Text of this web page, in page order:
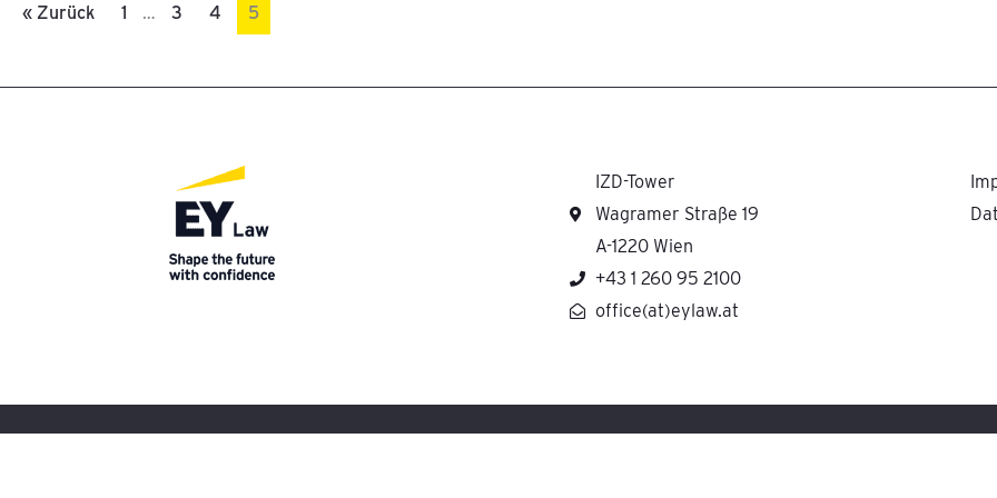
« Zurück 1 … 3 4 5
IZD-Tower
Wagramer Straße 19
A-1220 Wien
+43 1 260 95 2100
office(at)eylaw.at